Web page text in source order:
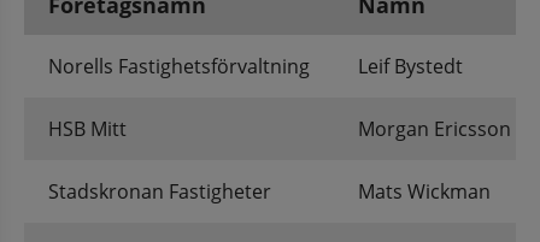
Butikslokaler mm
Norells Fastighetsförvaltning Leif Bystedt
HSB Mitt Morgan Ericsson
Stadskronan Fastigheter Mats Wickman